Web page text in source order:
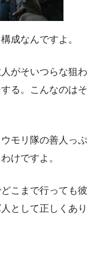
成なんですよ。
がそいつらな狙わ
る。こんなのはそ
モリ隊の善人っぷ
けですよ。
こまで行っても彼
として正しくあり